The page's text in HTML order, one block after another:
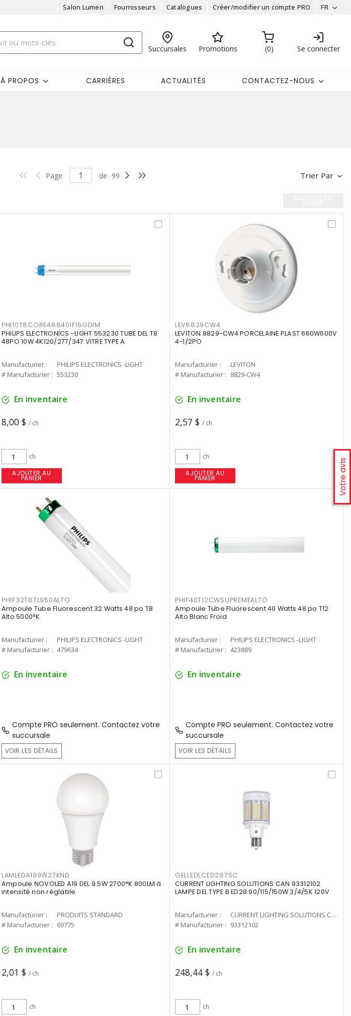
Salon Lumen Fournisseurs Catalogues Créer/modifier un compte PRO FR
Succursales Promotions 0 Se connecter
À PROPOS CARRIÈRES ACTUALITÉS CONTACTEZ-NOUS
Votre avis
Trier Par
Page de 99
PHI10T8CORE48840IF16GDIM
PHILIPS ELECTRONICS -LIGHT 553230 TUBE DEL T8
48PO 10W 4K120/277/347 VITRE TYPE A
Manufacturier :
PHILIPS ELECTRONICS -LIGHT
# Manufacturier : 553230
En inventaire
8,00 $ / ch
ch
AJOUTER AU
PANIER
LEV8829CW4
LEVITON 8829-CW4 PORCELAINE PLAST 660W600V
4-1/2PO
Manufacturier :
LEVITON
# Manufacturier : 8829-CW4
En inventaire
2,57 $ / ch
ch
AJOUTER AU
PANIER
PHIF32T8TL950ALTO
Ampoule Tube Fluorescent 32 Watts 48 po T8
Alto 5000°K
Manufacturier :
PHILIPS ELECTRONICS -LIGHT
# Manufacturier : 479634
En inventaire
Compte PRO seulement. Contactez votre
succursale
VOIR LES DÉTAILS
PHIF40T12CWSUPREMEALTO
Ampoule Tube Fluorescent 40 Watts 48 po T12
Alto Blanc Froid
Manufacturier :
PHILIPS ELECTRONICS -LIGHT
# Manufacturier : 423889
En inventaire
Compte PRO seulement. Contactez votre
succursale
VOIR LES DÉTAILS
LAMLEDA199W27KND
Ampoule NOVOLED A19 DEL 9.5W 2700°K 800LM à
intensité non réglable
Manufacturier :
PRODUITS STANDARD
# Manufacturier : 69775
En inventaire
2,01 $ / ch
ch
GELLEDLCED287SC
CURRENT LIGHTING SOLUTIONS CAN 93312102
LAMPE DEL TYPE B ED28 90/115/150W 3/4/5K 120V
Manufacturier :
CURRENT LIGHTING SOLUTIONS CAN
# Manufacturier : 93312102
En inventaire
248,44 $ / ch
ch